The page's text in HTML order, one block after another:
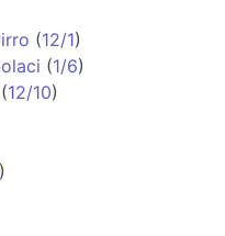
(12/1)
(1/6)
(12/10)
)